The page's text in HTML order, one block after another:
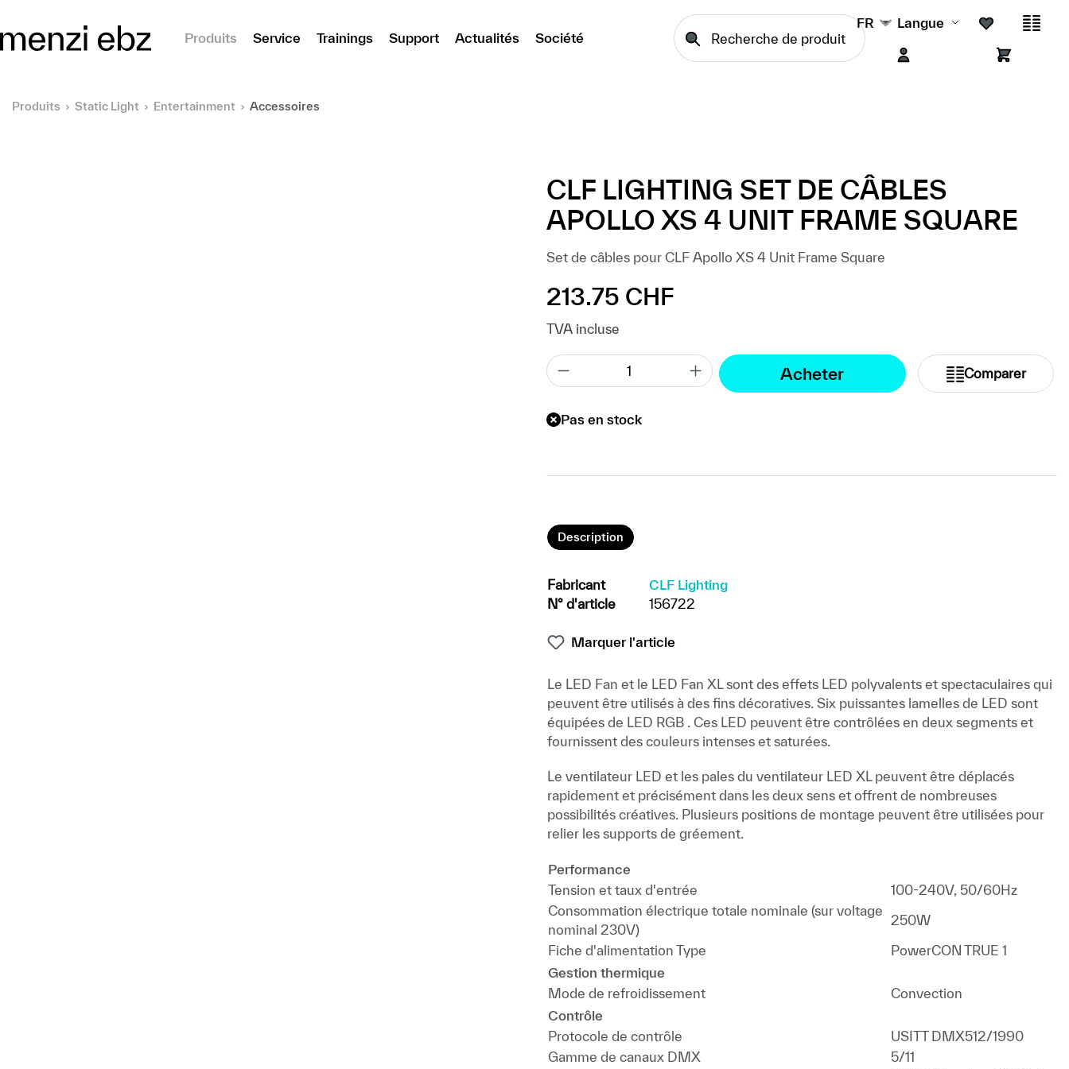
Produits
Service Trainings Support Actualités Société
FR Langue
Produits Static Light Entertainment Accessoires
CLF LIGHTING SET DE CÂBLES
APOLLO XS 4 UNIT FRAME SQUARE
Set de câbles pour CLF Apollo XS 4 Unit Frame Square
Prix régulier :
213.75 CHF
TVA incluse
Acheter Comparer
Pas en stock
Description
Fabricant
CLF Lighting
N° d'article
156722
Marquer l'article
Le LED Fan et le LED Fan XL sont des effets LED polyvalents et spectaculaires qui
peuvent être utilisés à des fins décoratives. Six puissantes lamelles de LED sont
équipées de LED RGB . Ces LED peuvent être contrôlées en deux segments et
fournissent des couleurs intenses et saturées.
Le ventilateur LED et les pales du ventilateur LED XL peuvent être déplacés
rapidement et précisément dans les deux sens et offrent de nombreuses
possibilités créatives. Plusieurs positions de montage peuvent être utilisées pour
relier les supports de gréement.
Performance
Tension et taux d'entrée
100-240V, 50/60Hz
Consommation électrique totale nominale (sur voltage
nominal 230V)
250W
Fiche d'alimentation Type
PowerCON TRUE 1
Gestion thermique
Mode de refroidissement
Convection
Contrôle
Protocole de contrôle
USITT DMX512/1990
Gamme de canaux DMX
5/11